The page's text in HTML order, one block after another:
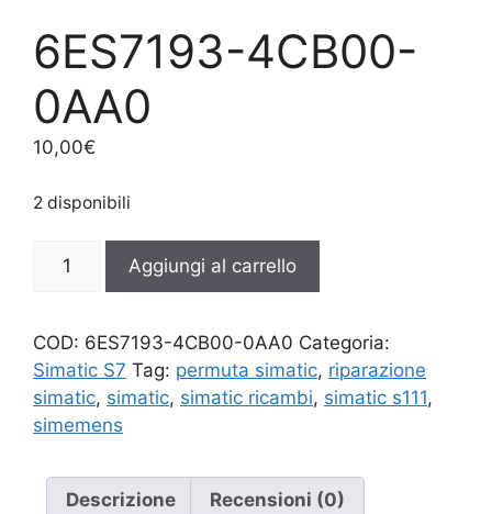
6ES7193-4CB00-
0AA0
10,00€
2 disponibili
4CB00-
quantità
Aggiungi al carrello
COD: 6ES7193-4CB00-0AA0 Categoria:
Simatic S7 Tag: permuta simatic, riparazione
simatic, simatic, simatic ricambi, simatic s111,
simemens
Descrizione Recensioni (0)